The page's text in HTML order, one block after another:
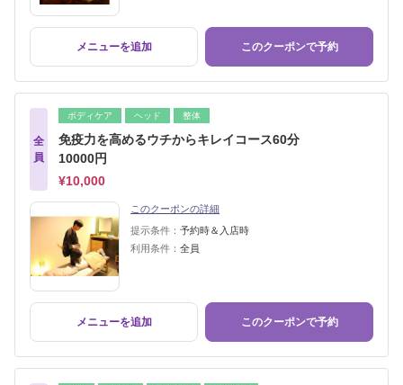
メニューを追加 このクーポンで予約
全
員
ボディケア ヘッド 整体
免疫力を高めるウチからキレイコース60分
10000円
¥10,000
このクーポンの詳細
提示条件： 予約時＆入店時
利用条件： 全員
メニューを追加 このクーポンで予約